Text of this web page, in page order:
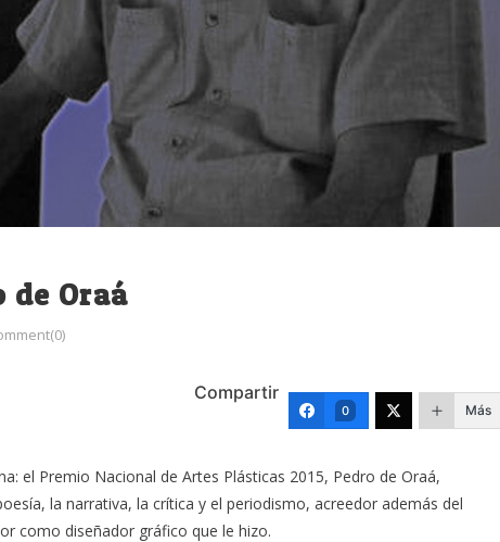
Oraá
Compartir
0 Más
el Premio Nacional de Artes Plásticas 2015, Pedro de Oraá,
la narrativa, la crítica y el periodismo, acreedor además del
como diseñador gráfico que le hizo.